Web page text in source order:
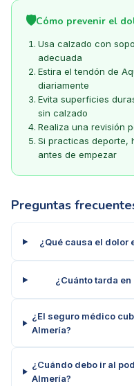
🛡️Cómo prevenir el
Usa calzado con
adecuada
Estira el tendón de
diariamente
Evita superficies
sin calzado
Realiza una revisión
Si practicas deporte,
antes de empezar
Preguntas
¿Qué causa el dolor
¿Cuánto tarda
¿El seguro médico
Almería?
¿Cuándo debo ir al
Almería?